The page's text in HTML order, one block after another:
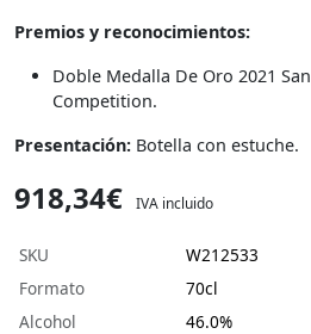
Premios y reconocimientos:
Doble Medalla De Oro 2021
Competition.
Presentación: Botella con estuche.
918,34€ IVA incluido
SKU
W212533
Formato
70cl
Alcohol
46.0%